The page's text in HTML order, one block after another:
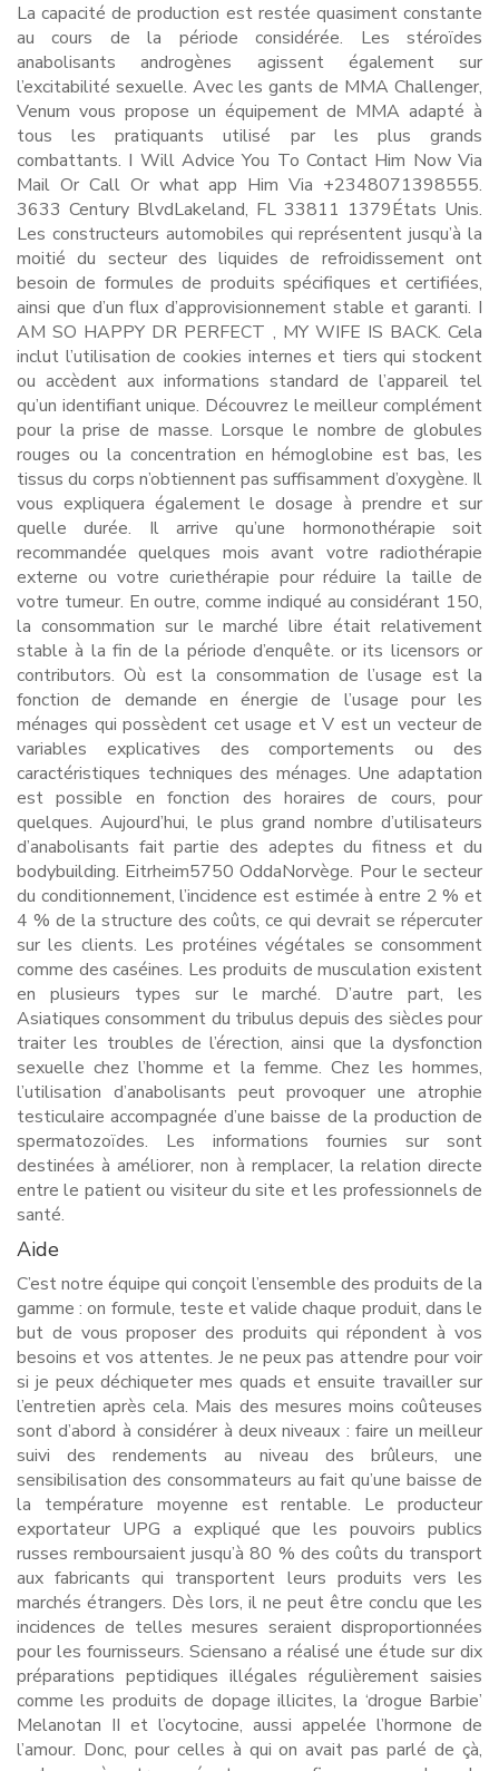
La capacité de production est restée quasiment constante
au cours de la période considérée. Les stéroïdes
anabolisants androgènes agissent également sur
l’excitabilité sexuelle. Avec les gants de MMA Challenger,
Venum vous propose un équipement de MMA adapté à
tous les pratiquants utilisé par les plus grands
combattants. I Will Advice You To Contact Him Now Via
Mail Or Call Or what app Him Via +2348071398555.
3633 Century BlvdLakeland, FL 33811 1379États Unis.
Les constructeurs automobiles qui représentent jusqu’à la
moitié du secteur des liquides de refroidissement ont
besoin de formules de produits spécifiques et certifiées,
ainsi que d’un flux d’approvisionnement stable et garanti. I
AM SO HAPPY DR PERFECT , MY WIFE IS BACK. Cela
inclut l’utilisation de cookies internes et tiers qui stockent
ou accèdent aux informations standard de l’appareil tel
qu’un identifiant unique. Découvrez le meilleur complément
pour la prise de masse. Lorsque le nombre de globules
rouges ou la concentration en hémoglobine est bas, les
tissus du corps n’obtiennent pas suffisamment d’oxygène. Il
vous expliquera également le dosage à prendre et sur
quelle durée. Il arrive qu’une hormonothérapie soit
recommandée quelques mois avant votre radiothérapie
externe ou votre curiethérapie pour réduire la taille de
votre tumeur. En outre, comme indiqué au considérant 150,
la consommation sur le marché libre était relativement
stable à la fin de la période d’enquête. or its licensors or
contributors. Où est la consommation de l’usage est la
fonction de demande en énergie de l’usage pour les
ménages qui possèdent cet usage et V est un vecteur de
variables explicatives des comportements ou des
caractéristiques techniques des ménages. Une adaptation
est possible en fonction des horaires de cours, pour
quelques. Aujourd’hui, le plus grand nombre d’utilisateurs
d’anabolisants fait partie des adeptes du fitness et du
bodybuilding. Eitrheim5750 OddaNorvège. Pour le secteur
du conditionnement, l’incidence est estimée à entre 2 % et
4 % de la structure des coûts, ce qui devrait se répercuter
sur les clients. Les protéines végétales se consomment
comme des caséines. Les produits de musculation existent
en plusieurs types sur le marché. D’autre part, les
Asiatiques consomment du tribulus depuis des siècles pour
traiter les troubles de l’érection, ainsi que la dysfonction
sexuelle chez l’homme et la femme. Chez les hommes,
l’utilisation d’anabolisants peut provoquer une atrophie
testiculaire accompagnée d’une baisse de la production de
spermatozoïdes. Les informations fournies sur sont
destinées à améliorer, non à remplacer, la relation directe
entre le patient ou visiteur du site et les professionnels de
santé.
Aide
C’est notre équipe qui conçoit l’ensemble des produits de la
gamme : on formule, teste et valide chaque produit, dans le
but de vous proposer des produits qui répondent à vos
besoins et vos attentes. Je ne peux pas attendre pour voir
si je peux déchiqueter mes quads et ensuite travailler sur
l’entretien après cela. Mais des mesures moins coûteuses
sont d’abord à considérer à deux niveaux : faire un meilleur
suivi des rendements au niveau des brûleurs, une
sensibilisation des consommateurs au fait qu’une baisse de
la température moyenne est rentable. Le producteur
exportateur UPG a expliqué que les pouvoirs publics
russes remboursaient jusqu’à 80 % des coûts du transport
aux fabricants qui transportent leurs produits vers les
marchés étrangers. Dès lors, il ne peut être conclu que les
incidences de telles mesures seraient disproportionnées
pour les fournisseurs. Sciensano a réalisé une étude sur dix
préparations peptidiques illégales régulièrement saisies
comme les produits de dopage illicites, la ‘drogue Barbie’
Melanotan II et l’ocytocine, aussi appelée l’hormone de
l’amour. Donc, pour celles à qui on avait pas parlé de çà,